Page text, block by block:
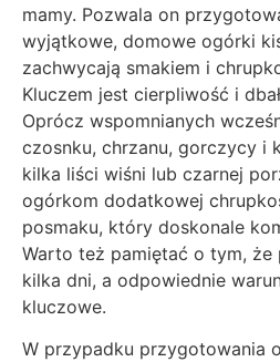
mamy. Pozwala on
wyjątkowe, domowe ogórki
zachwycają smakiem i
Kluczem jest cierpliwość i
Oprócz wspomnianych
czosnku, chrzanu, gorczycy i
kilka liści wiśni lub czarnej
ogórkom dodatkowej
posmaku, który doskonale
Warto też pamiętać o tym, że
kilka dni, a odpowiednie
kluczowe.
W przypadku przygotowania